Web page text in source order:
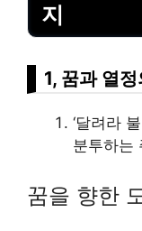
지
1, 꿈과 열
‘달려라
분투하는
꿈을 향한